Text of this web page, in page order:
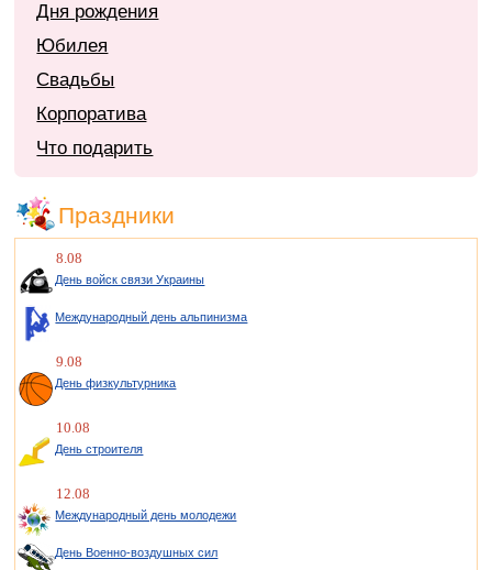
Дня рождения
Юбилея
Свадьбы
Корпоратива
Что подарить
Праздники
8.08
День войск связи Украины
Международный день альпинизма
9.08
День физкультурника
10.08
День строителя
12.08
Международный день молодежи
День Военно-воздушных сил